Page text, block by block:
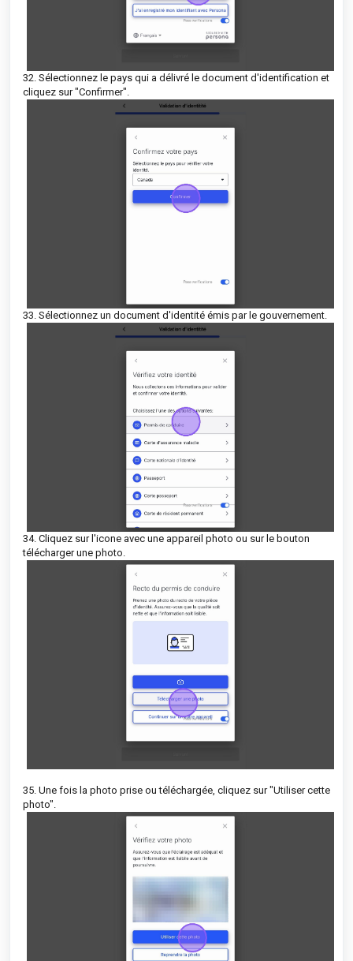
32. Sélectionnez le pays qui a délivré le document d'identification et
cliquez sur "Confirmer".
33. Sélectionnez un document d'identité émis par le gouvernement.
34. Cliquez sur l'icone avec une appareil photo ou sur le bouton
télécharger une photo.
35. Une fois la photo prise ou téléchargée, cliquez sur "Utiliser cette
photo".